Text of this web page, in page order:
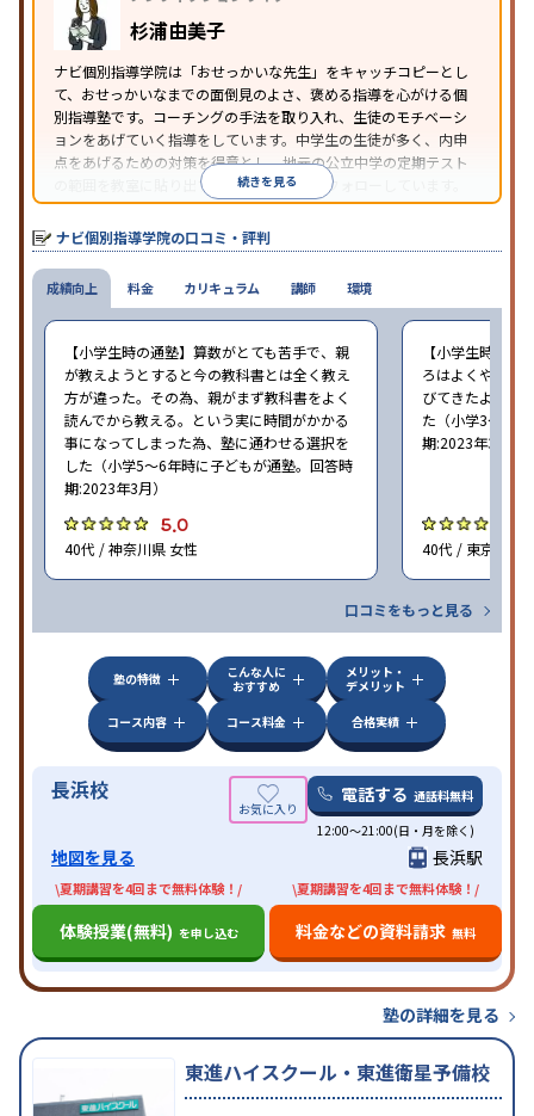
杉浦由美子
ナビ個別指導学院は「おせっかいな先生」をキャッチコピーとし
て、おせっかいなまでの面倒見のよさ、褒める指導を心がける個
別指導塾です。コーチングの手法を取り入れ、生徒のモチベーシ
ョンをあげていく指導をしています。中学生の生徒が多く、内申
点をあげるための対策を得意とし、地元の公立中学の定期テスト
の範囲を教室に貼り出すなど手厚く学習をフォローしています。
オリジナルテキストを使用しており、特に英語は各教科書に合わ
せたテキストを使った「先取り学習」で理解度を深められます。
続きを見る
ナビ個別指導学院の口コミ・評判
成績向上
【小学生時の通塾】算数がとても苦手で、親
が教えようとすると今の教科書とは全く教え
方が違った。その為、親がまず教科書をよく
読んでから教える。という実に時間がかかる
事になってしまった為、塾に通わせる選択を
した（小学5〜6年時に子どもが通塾。回答時
期:2023年3月）
5.0
40代 / 神奈川県 女性
【小学生時の通
ろはよくやり方
びてきたようで
た（小学3〜6年
期:2023年3月）
40代 / 東京都 女
口コミをもっと見る
料金 カリキュラム 講師 環境
塾の特徴
こんな人に
おすすめ
メリット・
デメリット
コース内容
コース料金 合格実績
長浜校 電話する 通話料無料
12:00～21:00(日・月を除く)
地図を見る 長浜駅
\夏期講習を4回まで無料体験！/
体験授業(無料) を申し込む
\夏期講習を4回まで無料体験！/
料金などの資料請求 無料
塾の詳細を見る
東進ハイスクール・東進衛星予備校